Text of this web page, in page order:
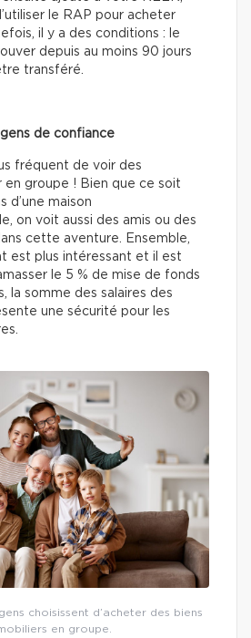
le RAP pour acheter
il y a des conditions : le
depuis au moins 90 jours
transféré.
de confiance
fréquent de voir des
en groupe ! Bien que ce soit
d’une maison
on voit aussi des amis ou des
cette aventure. Ensemble,
est plus intéressant et il est
le 5 % de mise de fonds
la somme des salaires des
une sécurité pour les
choisissent d’acheter des biens
en groupe.